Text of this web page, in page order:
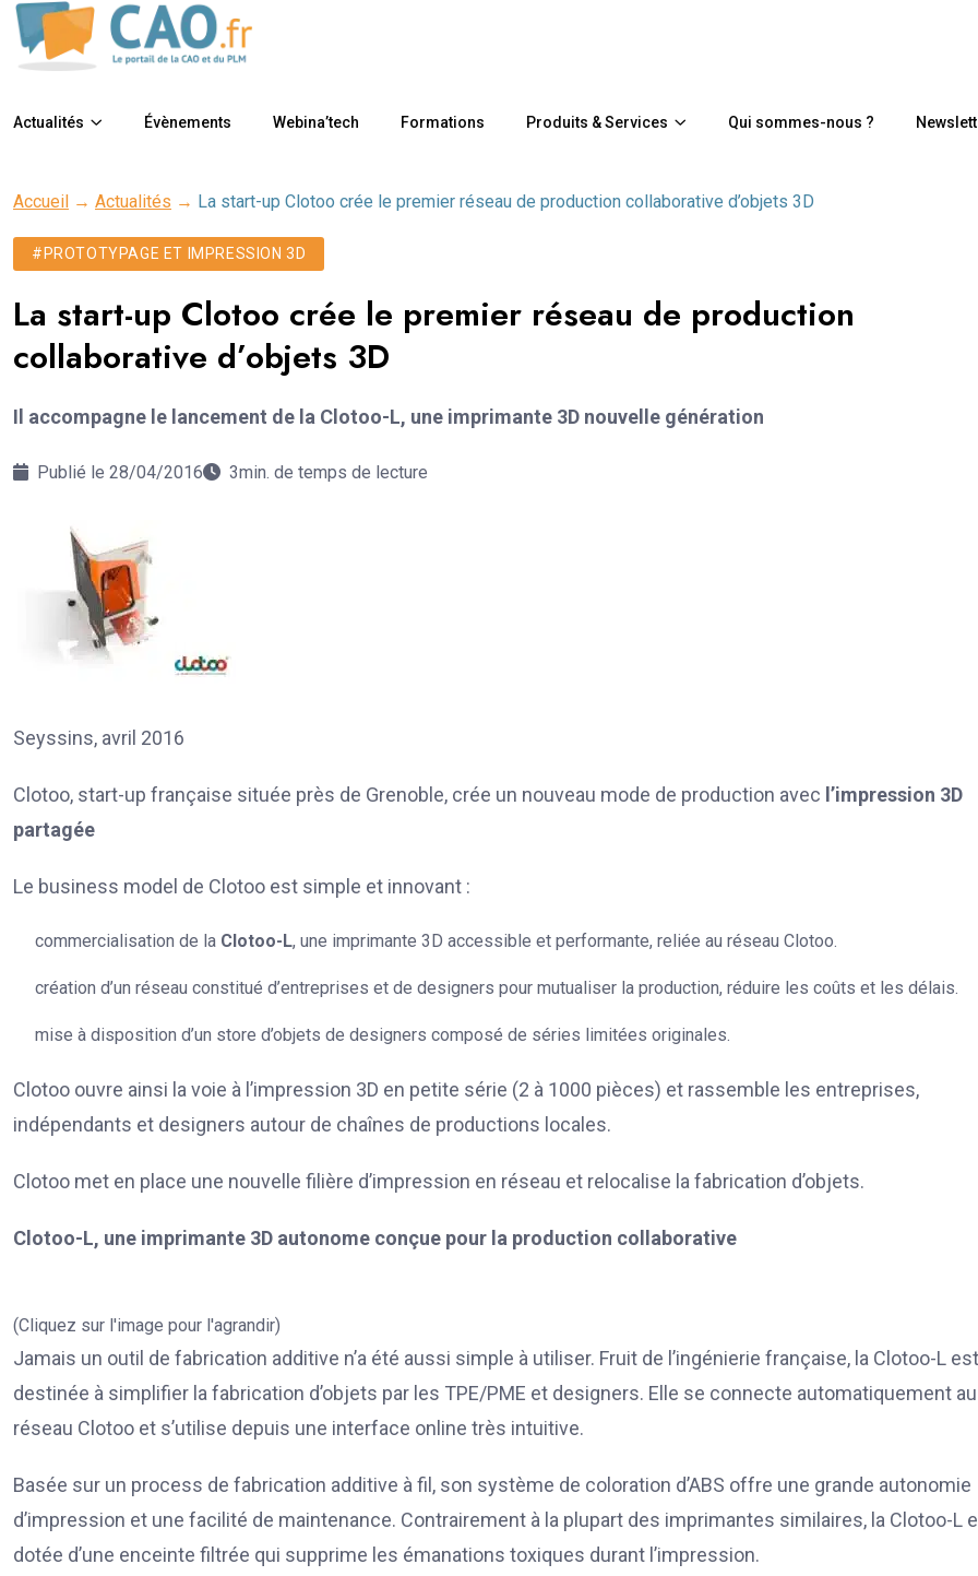
Actualités Évènements Webina’tech Formations Produits & Services Qui sommes-nous ?
Accueil → Actualités → La start-up Clotoo crée le premier réseau de production collaborative d’objets 3D
#PROTOTYPAGE ET IMPRESSION 3D
La start-up Clotoo crée le premier réseau de production
collaborative d’objets 3D
Il accompagne le lancement de la Clotoo-L, une imprimante 3D nouvelle génération
Publié le 28/04/2016 3min. de temps de lecture
Seyssins, avril 2016
Clotoo, start-up française située près de Grenoble, crée un nouveau mode de production avec l’impression 3D
partagée
Le business model de Clotoo est simple et innovant :
commercialisation de la Clotoo-L, une imprimante 3D accessible et performante, reliée au réseau Clotoo.
création d’un réseau constitué d’entreprises et de designers pour mutualiser la production, réduire les coûts et les délais.
mise à disposition d’un store d’objets de designers composé de séries limitées originales.
Clotoo ouvre ainsi la voie à l’impression 3D en petite série (2 à 1000 pièces) et rassemble les entreprises,
indépendants et designers autour de chaînes de productions locales.
Clotoo met en place une nouvelle filière d’impression en réseau et relocalise la fabrication d’objets.
Clotoo-L, une imprimante 3D autonome conçue pour la production collaborative
(Cliquez sur l'image pour l'agrandir)
Jamais un outil de fabrication additive n’a été aussi simple à utiliser. Fruit de l’ingénierie française, la Clotoo-L est
destinée à simplifier la fabrication d’objets par les TPE/PME et designers. Elle se connecte automatiquement au
réseau Clotoo et s’utilise depuis une interface online très intuitive.
Basée sur un process de fabrication additive à fil, son système de coloration d’ABS offre une grande autonomie
d’impression et une facilité de maintenance. Contrairement à la plupart des imprimantes similaires, la Clotoo-L
dotée d’une enceinte filtrée qui supprime les émanations toxiques durant l’impression.